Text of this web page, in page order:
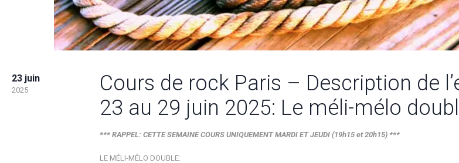
23 juin
2025
Cours de rock Paris – Description de
23 au 29 juin 2025: Le méli-mélo
*** RAPPEL: CETTE SEMAINE COURS UNIQUEMENT MARDI ET JEUDI (19h15 et 20h15) ***
LE MÉLI-MÉLO DOUBLE: